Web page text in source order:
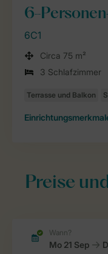
6-
6C1
Circa 75 m²
3 Schlafzimmer
Preise